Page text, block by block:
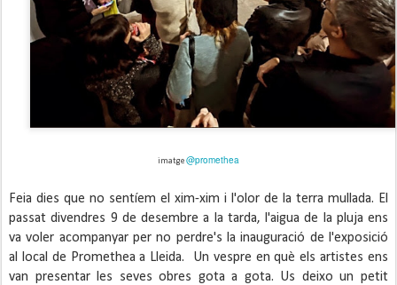
imatge @promethea
Feia dies que no sentíem el xim-xim i l'olor de la terra mullada. El
passat divendres 9 de desembre a la tarda, l'aigua de la pluja ens
va voler acompanyar per no perdre's la inauguració de l'exposició
al local de Promethea a Lleida.  Un vespre en què els artistes ens
van presentar les seves obres gota a gota. Us deixo un petit